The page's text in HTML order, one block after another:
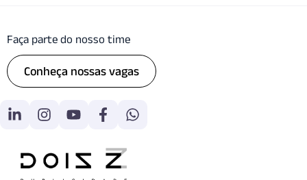
Faça parte do nosso time
Conheça nossas vagas